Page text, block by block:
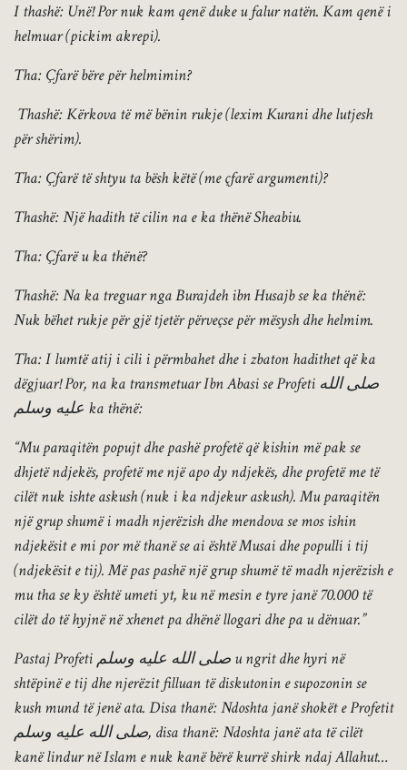
I thashë: Unë! Por nuk kam qenë duke u falur natën. Kam qenë i
helmuar (pickim akrepi).
Tha: Çfarë bëre për helmimin?
Thashë: Kërkova të më bënin rukje (lexim Kurani dhe lutjesh
për shërim).
Tha: Çfarë të shtyu ta bësh këtë (me çfarë argumenti)?
Thashë: Një hadith të cilin na e ka thënë Sheabiu.
Tha: Çfarë u ka thënë?
Thashë: Na ka treguar nga Burajdeh ibn Husajb se ka thënë:
Nuk bëhet rukje për gjë tjetër përveçse për mësysh dhe helmim.
Tha: I lumtë atij i cili i përmbahet dhe i zbaton hadithet që ka
dëgjuar! Por, na ka transmetuar Ibn Abasi se Profeti صلى الله
عليه وسلم ka thënë:
“Mu paraqitën popujt dhe pashë profetë që kishin më pak se
dhjetë ndjekës, profetë me një apo dy ndjekës, dhe profetë me të
cilët nuk ishte askush (nuk i ka ndjekur askush). Mu paraqitën
një grup shumë i madh njerëzish dhe mendova se mos ishin
ndjekësit e mi por më thanë se ai është Musai dhe populli i tij
(ndjekësit e tij). Më pas pashë një grup shumë të madh njerëzish e
mu tha se ky është umeti yt, ku në mesin e tyre janë 70.000 të
cilët do të hyjnë në xhenet pa dhënë llogari dhe pa u dënuar.”
Pastaj Profeti صلى الله عليه وسلم u ngrit dhe hyri në
shtëpinë e tij dhe njerëzit filluan të diskutonin e supozonin se
kush mund të jenë ata. Disa thanë: Ndoshta janë shokët e Profetit
صلى الله عليه وسلم, disa thanë: Ndoshta janë ata të cilët
kanë lindur në Islam e nuk kanë bërë kurrë shirk ndaj Allahut…